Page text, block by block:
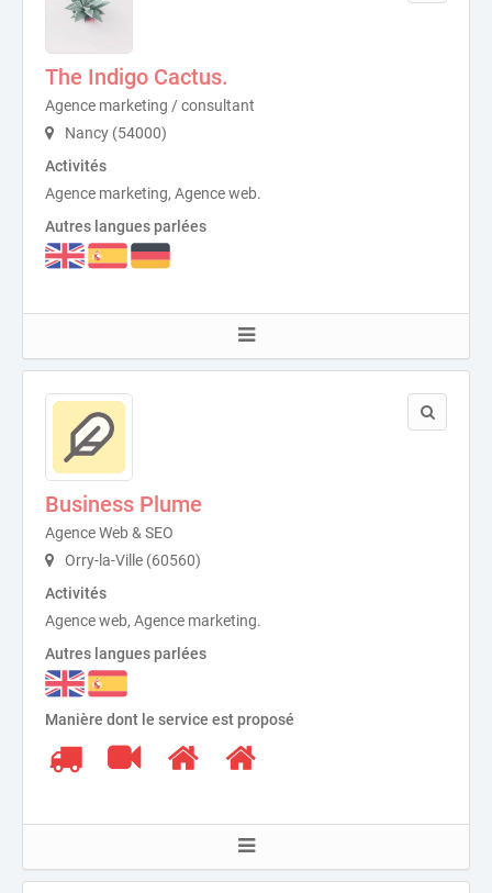
The Indigo Cactus.
Agence marketing / consultant
Nancy (54000)
Activités
Agence marketing, Agence web.
Autres langues parlées
Business Plume
Agence Web & SEO
Orry-la-Ville (60560)
Activités
Agence web, Agence marketing.
Autres langues parlées
Manière dont le service est proposé